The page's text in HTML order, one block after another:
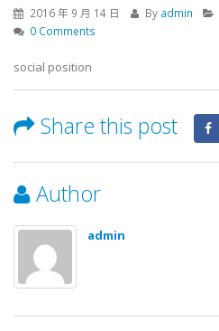
2016 年 9 月 14 日 By admin
0 Comments
social position
Share this post
Author
admin